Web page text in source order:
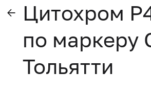
Цитохром
по маркеру
Тольятти